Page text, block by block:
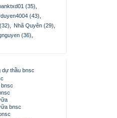
(35)
(43)
Nhã Quyên (29)
(36)
dự thầu bnsc
bnsc